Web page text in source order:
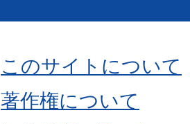
このサイトについて
著作権について